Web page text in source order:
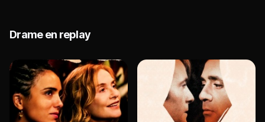
Drame en replay